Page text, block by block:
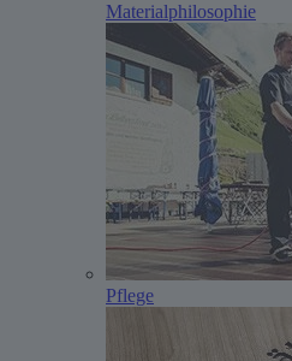
Materialphilosophie
Pflege